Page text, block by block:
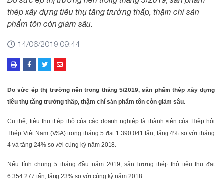
thép xây dựng tiêu thụ tăng trưởng thấp, thậm chí sản
phẩm tôn còn giảm sâu.
14/06/2019 09:44
Do sức ép thị trường nên trong tháng 5/2019, sản phẩm thép xây dựng
tiêu thụ tăng trưởng thấp, thậm chí sản phẩm tôn còn giảm sâu.
Cụ thể, tiêu thụ thép thô của các doanh nghiệp là thành viên của Hiệp hội
Thép Việt Nam (VSA) trong tháng 5 đạt 1.390.041 tấn, tăng 4% so với tháng
4 và tăng 24% so với cùng kỳ năm 2018.
Nếu tính chung 5 tháng đầu năm 2019, sản lượng thép thô tiêu thụ đạt
6.354.277 tấn, tăng 23% so với cùng kỳ năm 2018.